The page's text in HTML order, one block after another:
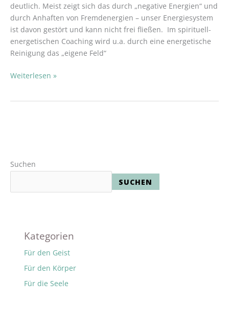
deutlich. Meist zeigt sich das durch „negative Energien“ und
durch Anhaften von Fremdenergien – unser Energiesystem
ist davon gestört und kann nicht frei fließen. Im spirituell-
energetischen Coaching wird u.a. durch eine energetische
Reinigung das „eigene Feld“
Weiterlesen »
Suchen
SUCHEN
Kategorien
Für den Geist
Für den Körper
Für die Seele